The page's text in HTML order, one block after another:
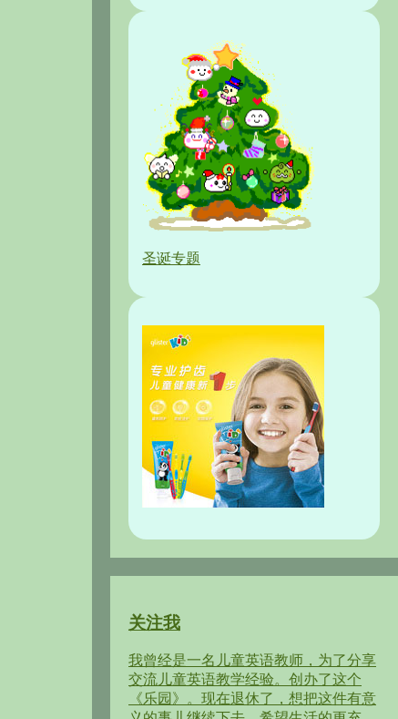
圣诞专题
关注我
我曾经是一名儿童英语教师，为了分享
交流儿童英语教学经验。创办了这个
《乐园》。现在退休了，想把这件有意